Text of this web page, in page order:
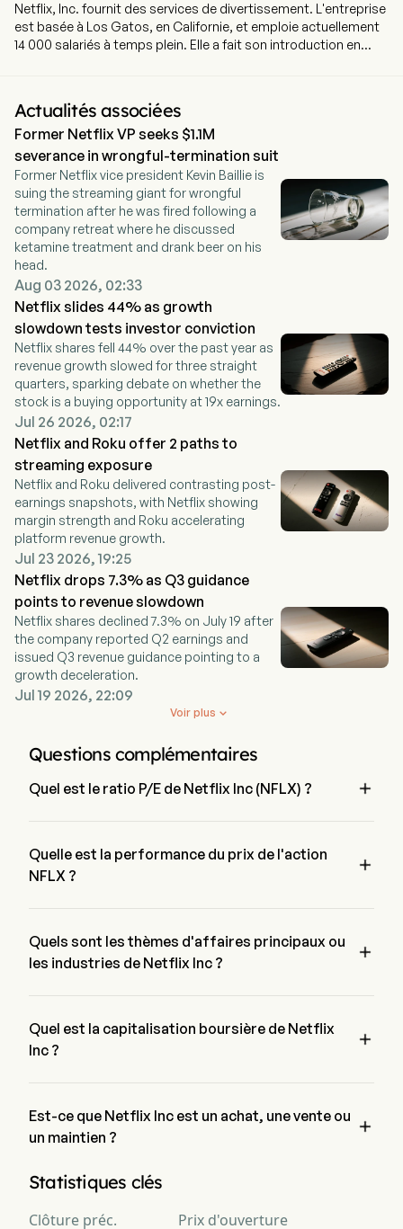
Netflix, Inc. fournit des services de divertissement. L'entreprise
est basée à Los Gatos, en Californie, et emploie actuellement
14 000 salariés à temps plein. Elle a fait son introduction en
offrant des séries télévisées (TV), des films et des jeux
appartenant à divers genres et langues. Les membres peuvent
regarder autant qu'ils veulent, mettre en pause et reprendre la
lecture à tout moment, n'importe où, et peuvent modifier leurs
formules à tout moment. L'entreprise permet à ses membres
de recevoir du contenu en streaming via un grand nombre de
dispositifs connectés à Internet, notamment des téléviseurs,
des lecteurs vidéo numériques, des décodeurs TV et des
appareils mobiles. Elle s'attache à développer son service de
streaming, par exemple en introduisant des jeux et de la
publicité sur son service, ainsi qu'en proposant des
programmes en direct. L'entreprise développe également sa
technologie et utilise des services de cloud computing et
d'autres technologies provenant de tiers. Elle développe en
outre ses propres opérations de studio afin de produire du
contenu original.
Actualités associées
Former Netflix VP seeks $1.1M
severance in wrongful-termination suit
Former Netflix vice president Kevin Baillie is
suing the streaming giant for wrongful
termination after he was fired following a
company retreat where he discussed
ketamine treatment and drank beer on his
head.
Aug 03 2026, 02:33
Netflix slides 44% as growth
slowdown tests investor conviction
Netflix shares fell 44% over the past year as
revenue growth slowed for three straight
quarters, sparking debate on whether the
stock is a buying opportunity at 19x earnings.
Jul 26 2026, 02:17
Netflix and Roku offer 2 paths to
streaming exposure
Netflix and Roku delivered contrasting post-
earnings snapshots, with Netflix showing
margin strength and Roku accelerating
platform revenue growth.
Jul 23 2026, 19:25
Netflix drops 7.3% as Q3 guidance
points to revenue slowdown
Netflix shares declined 7.3% on July 19 after
the company reported Q2 earnings and
issued Q3 revenue guidance pointing to a
growth deceleration.
Jul 19 2026, 22:09

Voir plus
Questions complémentaires
Quel est le ratio P/E de Netflix Inc (NFLX) ? 
Quelle est la performance du prix de l'action
NFLX ?

Quels sont les thèmes d'affaires principaux ou
les industries de Netflix Inc ?

Quel est la capitalisation boursière de Netflix
Inc ?

Est-ce que Netflix Inc est un achat, une vente ou
un maintien ?

notations d'analystes pour Netflix Inc, y compris 17 achat fort,
Statistiques clés
Clôture préc. Prix d'ouverture